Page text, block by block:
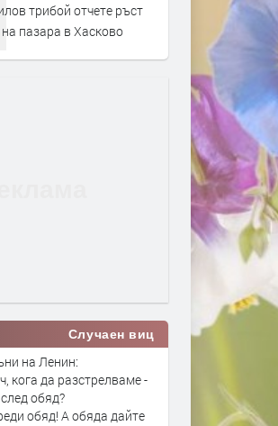
трибой отчете ръст
пазара в Хасково
Случаен виц
на Ленин:
кога да разстрелваме -
обяд?
обяд! А обяда дайте